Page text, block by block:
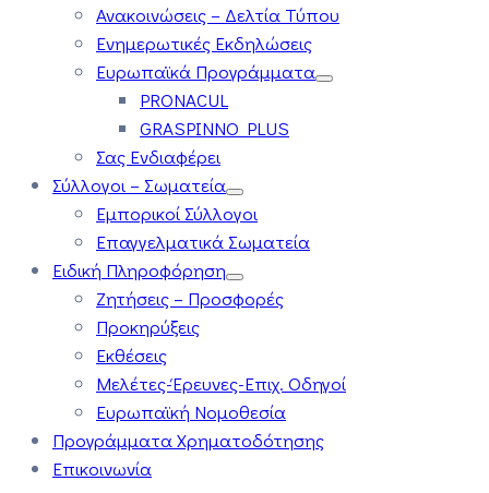
Ανακοινώσεις – Δελτία Τύπου
Ενημερωτικές Εκδηλώσεις
Ευρωπαϊκά Προγράμματα
PRONACUL
GRASPINNO PLUS
Σας Ενδιαφέρει
Σύλλογοι – Σωματεία
Εμπορικοί Σύλλογοι
Επαγγελματικά Σωματεία
Ειδική Πληροφόρηση
Ζητήσεις – Προσφορές
Προκηρύξεις
Εκθέσεις
Μελέτες-Έρευνες-Επιχ. Οδηγοί
Ευρωπαϊκή Νομοθεσία
Προγράμματα Χρηματοδότησης
Επικοινωνία